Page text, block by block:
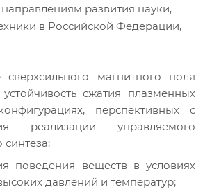
развития науки,
в Российской Федерации,
сверхсильного магнитного поля
сжатия плазменных
перспективных с
реализации управляемого
поведения веществ в условиях
давлений и температур;